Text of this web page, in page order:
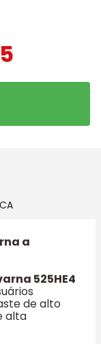
a
525HE4
de alto
alta